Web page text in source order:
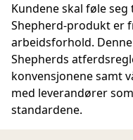
Kundene skal føle
Shepherd-produkt er
arbeidsforhold.
Shepherds
konvensjonene samt
med leverandører
standardene.